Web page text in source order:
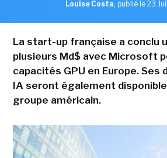
Louise Costa, publié le 23
La start-up française a conclu
plusieurs Md$ avec Microsoft
capacités GPU en Europe. Ses
IA seront également
groupe américain.